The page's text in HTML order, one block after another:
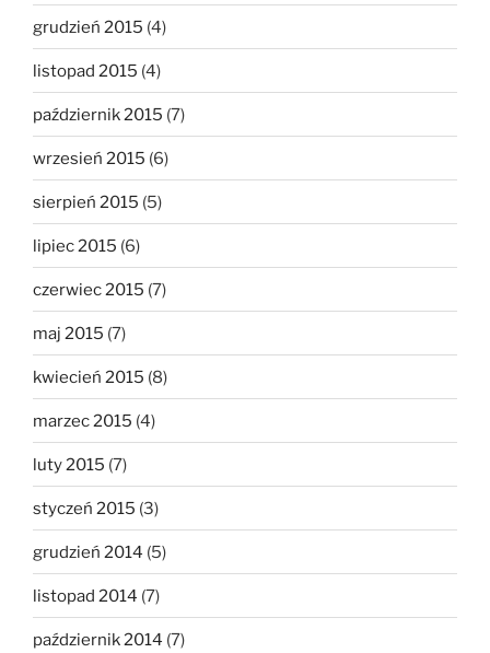
grudzień 2015 (4)
listopad 2015 (4)
październik 2015 (7)
wrzesień 2015 (6)
sierpień 2015 (5)
lipiec 2015 (6)
czerwiec 2015 (7)
maj 2015 (7)
kwiecień 2015 (8)
marzec 2015 (4)
luty 2015 (7)
styczeń 2015 (3)
grudzień 2014 (5)
listopad 2014 (7)
październik 2014 (7)